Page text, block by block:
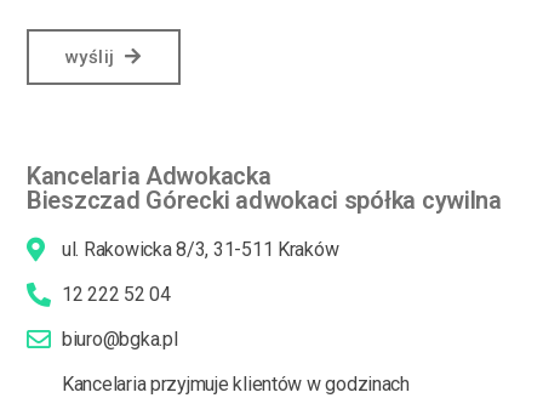
wyślij
Kancelaria Adwokacka
Bieszczad Górecki adwokaci spółka cywilna
ul. Rakowicka 8/3, 31-511 Kraków
12 222 52 04
biuro@bgka.pl
Kancelaria przyjmuje klientów w godzinach